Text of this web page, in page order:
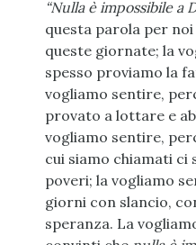
“Nulla è impossibile a
questa parola per
queste giornate; la
spesso proviamo la
vogliamo sentire,
provato a lottare e
vogliamo sentire,
cui siamo chiamati ci
poveri; la vogliamo
giorni con slancio,
speranza. La